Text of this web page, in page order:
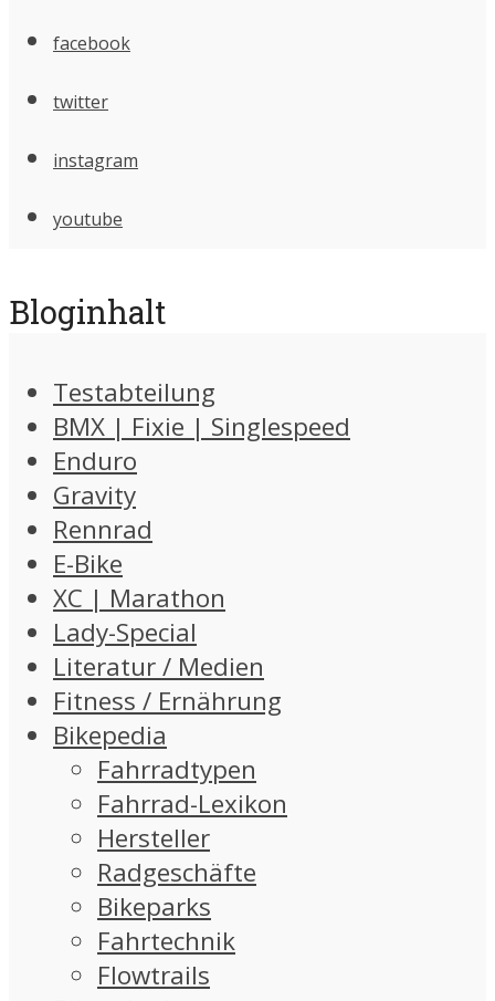
facebook
twitter
instagram
youtube
Bloginhalt
Testabteilung
BMX | Fixie | Singlespeed
Enduro
Gravity
Rennrad
E-Bike
XC | Marathon
Lady-Special
Literatur / Medien
Fitness / Ernährung
Bikepedia
Fahrradtypen
Fahrrad-Lexikon
Hersteller
Radgeschäfte
Bikeparks
Fahrtechnik
Flowtrails